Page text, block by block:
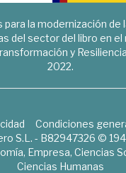
para la modernización de
del sector del libro en el
y
2022.
Condiciones
S.L. - B82947326 ©
Empresa, Ciencias
Ciencias Humanas